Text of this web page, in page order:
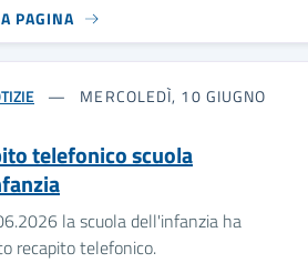
PAGINA
MERCOLEDÌ, 10 GIUGNO
telefonico scuola
la scuola dell'infanzia ha
recapito telefonico.